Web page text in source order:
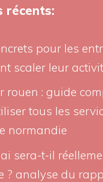
récents:
pour les
scaler leur
rouen : guide
tous les
normandie
sera-t-il
? analyse du